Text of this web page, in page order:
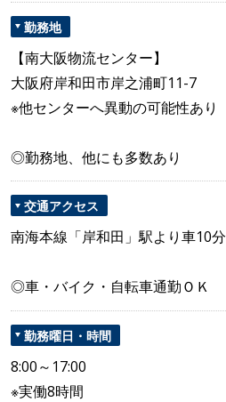
勤務地
【南大阪物流センター】
大阪府岸和田市岸之浦町11-7
※他センターへ異動の可能性あり
◎勤務地、他にも多数あり
交通アクセス
南海本線「岸和田」駅より車10分
◎車・バイク・自転車通勤ＯＫ
勤務曜日・時間
8:00～17:00
※実働8時間